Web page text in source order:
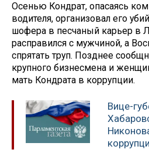
Осенью Кондрат, опасаясь
водителя, организовал его
шофера в песчаный карьер в
расправился с мужчиной, а
спрятать труп. Позднее
крупного бизнесмена и
мать Кондрата в коррупции.
Вице-